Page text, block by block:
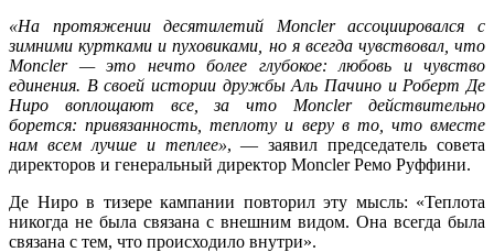
«На протяжении десятилетий Moncler ассоциировался с
зимними куртками и пуховиками, но я всегда чувствовал, что
Moncler — это нечто более глубокое: любовь и чувство
единения. В своей истории дружбы Аль Пачино и Роберт Де
Ниро воплощают все, за что Moncler действительно
борется: привязанность, теплоту и веру в то, что вместе
нам всем лучше и теплее», — заявил председатель совета
директоров и генеральный директор Moncler Ремо Руффини.
Де Ниро в тизере кампании повторил эту мысль: «Теплота
никогда не была связана с внешним видом. Она всегда была
связана с тем, что происходило внутри».